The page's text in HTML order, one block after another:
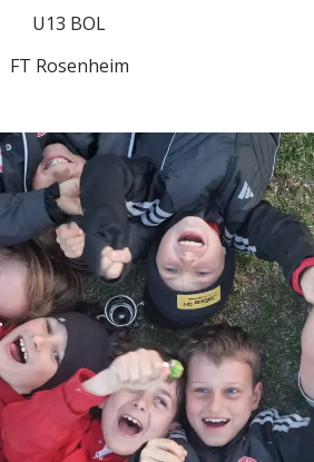
U13 BOL
FT Rosenheim